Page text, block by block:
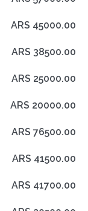
ARS 45000.00
ARS 38500.00
ARS 25000.00
ARS 20000.00
ARS 76500.00
ARS 41500.00
ARS 41700.00